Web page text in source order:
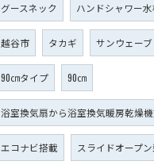
グースネック ハンドシャワー水
越谷市 タカギ サンウェーブ
90㎝タイプ 90㎝
浴室換気扇から浴室換気暖房乾燥
エコナビ搭載 スライドオープン